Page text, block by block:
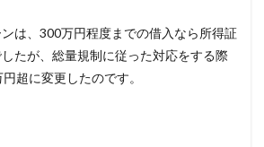
は、300万円程度までの借入なら所得証
たが、総量規制に従った対応をする際
超に変更したのです。